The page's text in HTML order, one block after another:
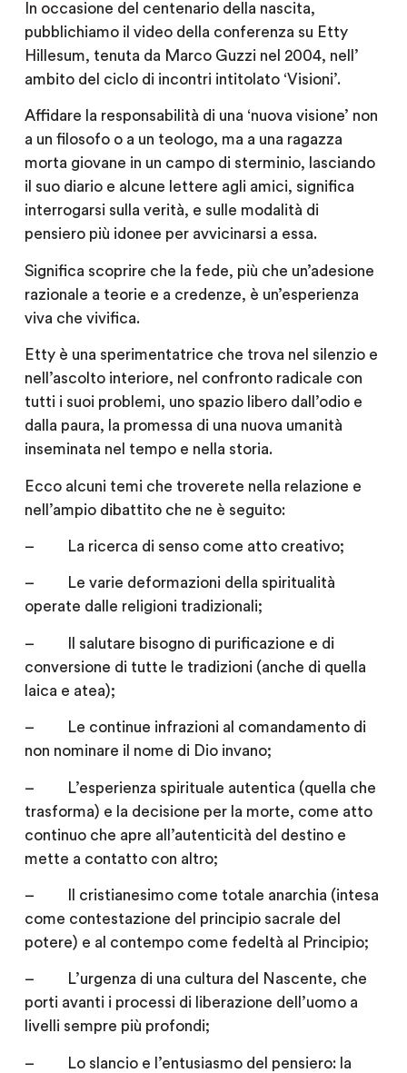
In occasione del centenario della nascita,
pubblichiamo il video della conferenza su Etty
Hillesum, tenuta da Marco Guzzi nel 2004, nell’
ambito del ciclo di incontri intitolato ‘Visioni’.
Affidare la responsabilità di una ‘nuova visione’ non
a un filosofo o a un teologo, ma a una ragazza
morta giovane in un campo di sterminio, lasciando
il suo diario e alcune lettere agli amici, significa
interrogarsi sulla verità, e sulle modalità di
pensiero più idonee per avvicinarsi a essa.
Significa scoprire che la fede, più che un’adesione
razionale a teorie e a credenze, è un’esperienza
viva che vivifica.
Etty è una sperimentatrice che trova nel silenzio e
nell’ascolto interiore, nel confronto radicale con
tutti i suoi problemi, uno spazio libero dall’odio e
dalla paura, la promessa di una nuova umanità
inseminata nel tempo e nella storia.
Ecco alcuni temi che troverete nella relazione e
nell’ampio dibattito che ne è seguito:
– La ricerca di senso come atto creativo;
– Le varie deformazioni della spiritualità
operate dalle religioni tradizionali;
– Il salutare bisogno di purificazione e di
conversione di tutte le tradizioni (anche di quella
laica e atea);
– Le continue infrazioni al comandamento di
non nominare il nome di Dio invano;
– L’esperienza spirituale autentica (quella che
trasforma) e la decisione per la morte, come atto
continuo che apre all’autenticità del destino e
mette a contatto con altro;
– Il cristianesimo come totale anarchia (intesa
come contestazione del principio sacrale del
potere) e al contempo come fedeltà al Principio;
– L’urgenza di una cultura del Nascente, che
porti avanti i processi di liberazione dell’uomo a
livelli sempre più profondi;
– Lo slancio e l’entusiasmo del pensiero: la